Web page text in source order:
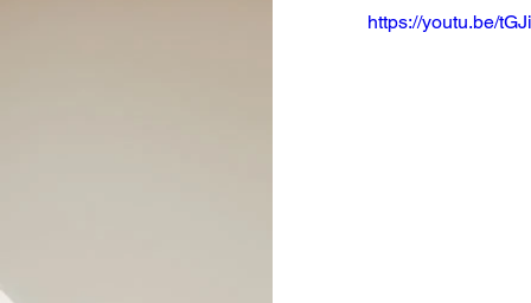
https://youtu.be/